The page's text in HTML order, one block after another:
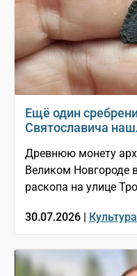
Ещё один
Святославича
Древнюю монету
Великом Новгороде
раскопа на улице
30.07.2026 | Культура